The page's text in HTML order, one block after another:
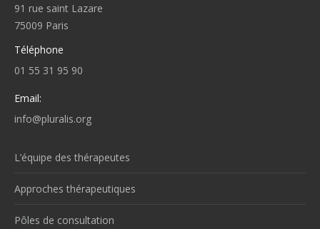
91 rue saint Lazare
75009 Paris
Téléphone
01 55 31 95 90
Email:
info@pluralis.org
L’équipe des thérapeutes
Approches thérapeutiques
Pôles de consultation